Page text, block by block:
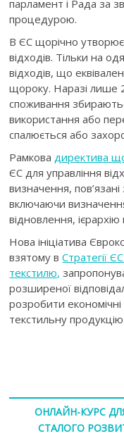
парламент і Рада за
процедурою.
В ЄС щорічно
відходів. Тільки на
відходів, що
щороку. Наразі лише
споживання
використання або
спалюється або
Рамковадиректива
ЄС для управління
визначення,
включаючи
відновлення, ієрархію
Нова ініціатива
взятому вСтратегії
текстилю,
розширеної
розробити
текстильну
ОНЛАЙН-КУРС
СТАЛОГО